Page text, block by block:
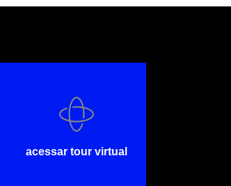
acessar tour virtual